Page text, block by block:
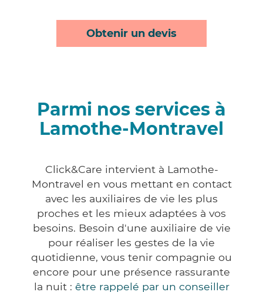
Obtenir un devis
Parmi nos services à
Lamothe-Montravel
Click&Care intervient à Lamothe-
Montravel en vous mettant en contact
avec les auxiliaires de vie les plus
proches et les mieux adaptées à vos
besoins. Besoin d'une auxiliaire de vie
pour réaliser les gestes de la vie
quotidienne, vous tenir compagnie ou
encore pour une présence rassurante
la nuit : être rappelé par un conseiller